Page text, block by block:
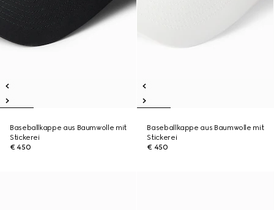
Baseballkappe aus Baumwolle mit
Stickerei
€ 450
Baseballkappe aus Baumwolle mit
Stickerei
€ 450